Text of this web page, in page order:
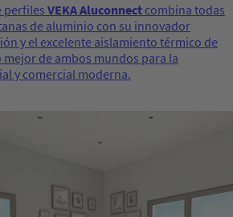
perfiles VEKA Aluconnect combina todas
de aluminio con su innovador
y el excelente aislamiento térmico de
mejor de ambos mundos para la
y comercial moderna.